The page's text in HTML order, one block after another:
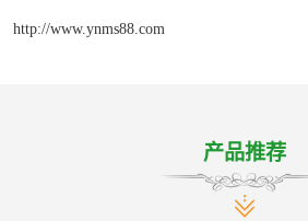
http://www.ynms88.com
产品推荐